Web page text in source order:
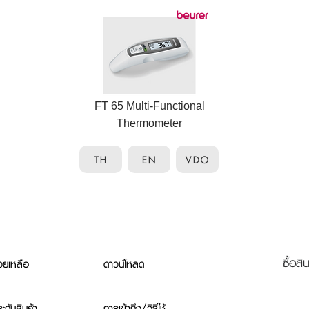
FT 65 Multi-Functional
Thermometer
TH EN VDO
เหลือ ดาวน์โหลด ซื้อสิ